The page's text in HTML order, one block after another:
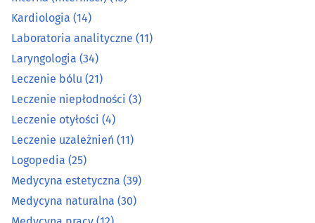
Laryngologia(34)
Leczenie bólu(21)
Leczenie niepłodności
Leczenie otyłości (4)
Leczenie uzależnień
Logopedia (25)
Kardiologia (14)
Laboratoria analityczne (11)
Laryngologia (34)
Leczenie bólu (21)
Leczenie niepłodności (3)
Leczenie otyłości (4)
Leczenie uzależnień (11)
Logopedia (25)
Medycyna estetyczna (39)
Medycyna naturalna (30)